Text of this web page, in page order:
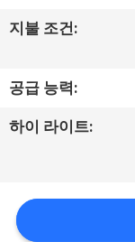
장
어
질
지불 조건:
공급 능력:
하이 라이트: